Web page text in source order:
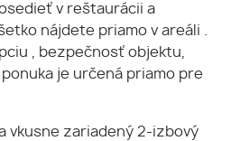
v reštaurácii a
nájdete priamo v areáli .
, bezpečnosť objektu,
je určená priamo pre
vkusne zariadený 2-izbový